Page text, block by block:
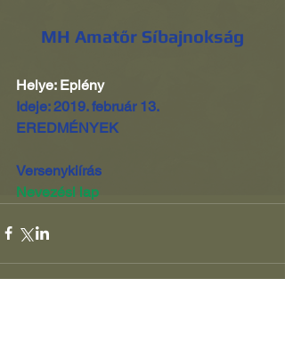
MH Amatőr Síbajnokság
Helye: Eplény
Ideje: 2019. február 13.
EREDMÉNYEK
Versenykiírás
Nevezési lap